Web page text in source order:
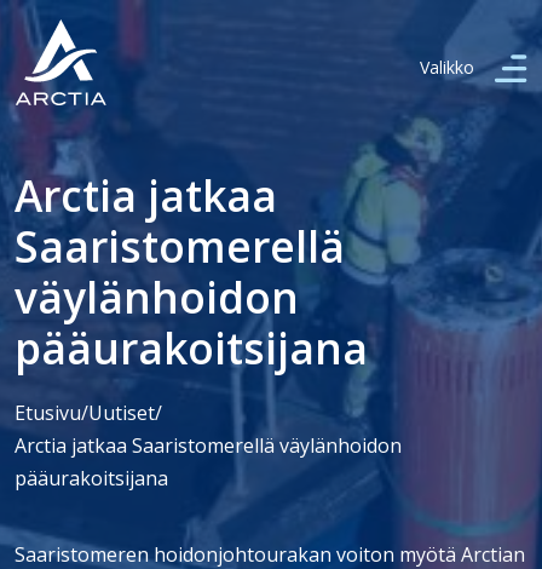
Valikko
Arctia jatkaa
Saaristomerellä
väylänhoidon
pääurakoitsijana
Etusivu/Uutiset/
Arctia jatkaa Saaristomerellä väylänhoidon
pääurakoitsijana
Saaristomeren hoidonjohtourakan voiton myötä Arctian